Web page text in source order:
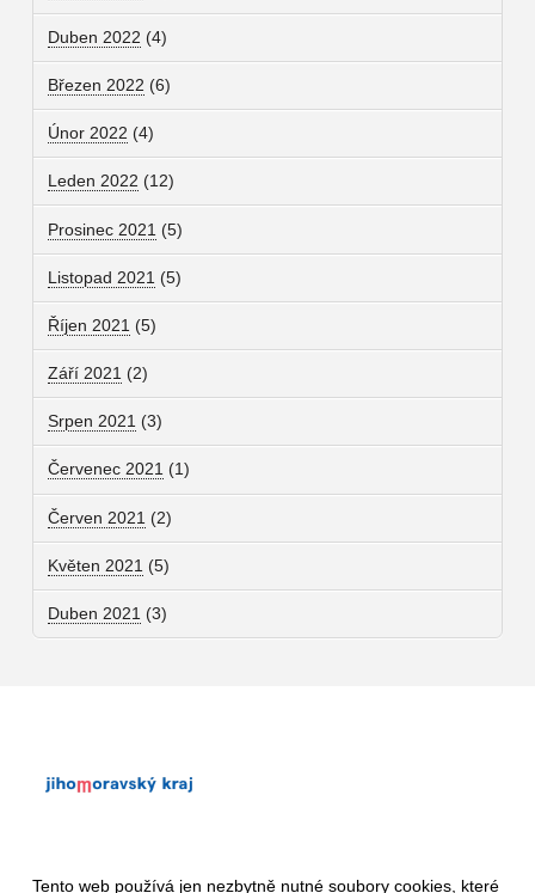
Duben 2022 (4)
Březen 2022 (6)
Únor 2022 (4)
Leden 2022 (12)
Prosinec 2021 (5)
Listopad 2021 (5)
Říjen 2021 (5)
Září 2021 (2)
Srpen 2021(3)
Červenec 2021(1)
Červen 2021 (2)
Květen 2021 (5)
Duben 2021 (3)
Tento web používá jen nezbytně nutné soubory cookies, které